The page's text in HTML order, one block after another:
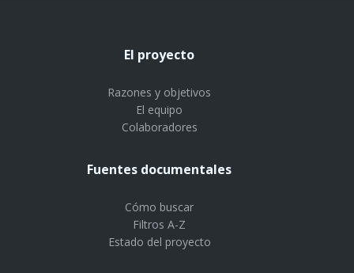
El proyecto
Razones y objetivos
El equipo
Colaboradores
Fuentes documentales
Cómo buscar
Filtros A-Z
Estado del proyecto